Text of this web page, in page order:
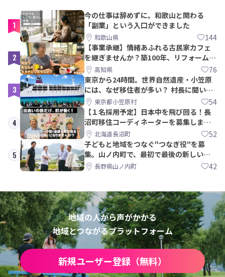
1
今の仕事は辞めずに。和歌山と関わる
「副業」という入口ができました
和歌山県 144
2
【事業承継】情緒あふれる古民家カフェ
を継ぎませんか？築100年、リフォームか
ら約10年！
高知県 76
3
東京から24時間。世界自然遺産・小笠原
には、なぜ移住者が多い？ 村長に聞いて
みた東京都小笠原村 54
4
【１名採用予定】日本中を飛び回る！長
沼町移住コーディネーターを募集しま
す！北海道長沼町 52
5
子どもと地域をつなぐ"つなぎ役"を募
集。山ノ内町で、最初で最後の新しい学
校づくりを一緒に
長野県山ノ内町 42
地域の人から声がかかる
地域とつながるプラットフォーム
新規ユーザー登録（無料）